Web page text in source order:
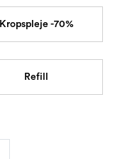
Kropspleje -70%
Refill